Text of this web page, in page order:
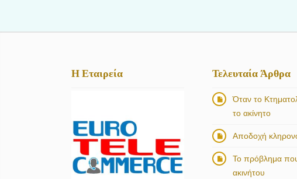
Η Εταιρεία Τελευταία Άρθρα
Όταν το
το ακίνητο
Αποδοχή
Το πρόβλημα
ακινήτου